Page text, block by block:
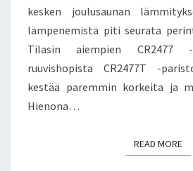
kesken joulusaunan
lämpenemistä piti seurata
Tilasin aiempien CR2477
ruuvishopista CR2477T -
kestää paremmin korkeita ja
Hienona…
READ MORE